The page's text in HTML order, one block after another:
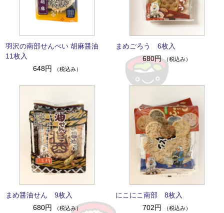
羽沢の南部せんべい 胡麻醤油
11枚入
648円
（税込み）
まめごろう 6枚入
680円 （税込み）
まめ醤油せん 9枚入
680円
（税込み）
にこにこ南部 8枚入
702円
（税込み）